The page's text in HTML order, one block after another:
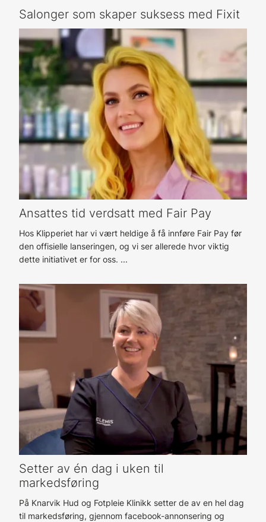
Salonger som skaper suksess med Fixit
Ansattes tid verdsatt med Fair Pay
Hos Klipperiet har vi vært heldige å få innføre Fair Pay før
den offisielle lanseringen, og vi ser allerede hvor viktig
dette initiativet er for oss. ...
Setter av én dag i uken til
markedsføring
På Knarvik Hud og Fotpleie Klinikk setter de av en hel dag
til markedsføring, gjennom facebook-annonsering og